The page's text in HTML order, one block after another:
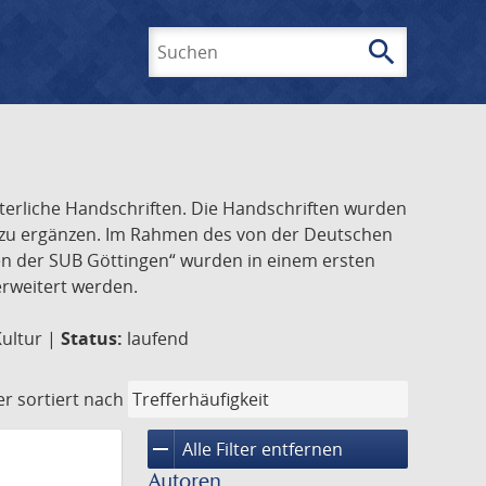
search
Handschriften. Die Handschriften wurden
ergänzen. Im Rahmen des von der Deutschen
SUB Göttingen“ wurden in einem ersten
werden.
| Status: laufend
sortiert nach
remove Alle Filter entfernen